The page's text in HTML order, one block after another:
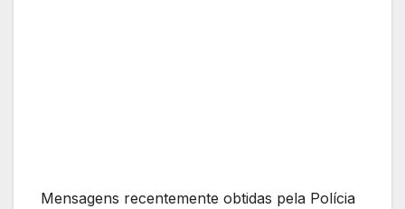
Mensagens recentemente obtidas pela Polícia